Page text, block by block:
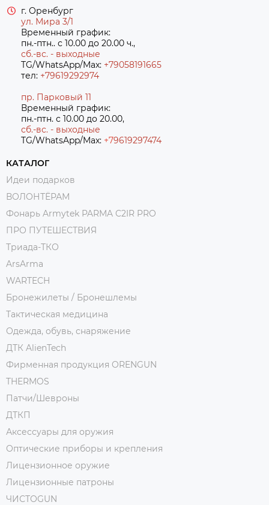
г. Оренбург
ул. Мира 3/1
Временный график:
пн.-птн.. с 10.00 до 20.00 ч.,
сб.-вс. - выходные
TG/WhatsApp/Max: +79058191665
тел: +79619292974
пр. Парковый 11
Временный график:
пн.-птн. с 10.00 до 20.00,
сб.-вс. - выходные
TG/WhatsApp/Max: +79619297474
КАТАЛОГ
Идеи подарков
ВОЛОНТЁРАМ
Фонарь Armytek PARMA C2IR PRO
ПРО ПУТЕШЕСТВИЯ
Триада-ТКО
ArsArma
WARTECH
Бронежилеты / Бронешлемы
Тактическая медицина
Одежда, обувь, снаряжение
ДТК AlienTech
Фирменная продукция ORENGUN
THERMOS
Патчи/Шевроны
ДТКП
Аксессуары для оружия
Оптические приборы и крепления
Лицензионное оружие
Лицензионные патроны
ЧИСТОGUN